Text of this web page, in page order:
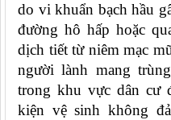
do vi khuẩn bạch hầu
đường hô hấp hoặc
dịch tiết từ niêm mạc
người lành mang
trong khu vực dân cư
kiện vệ sinh không